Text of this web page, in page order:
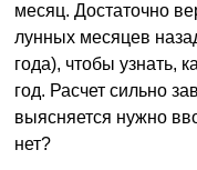
месяц. Достаточно
лунных месяцев
года), чтобы узнать,
год. Расчет сильно
выясняется нужно
нет?